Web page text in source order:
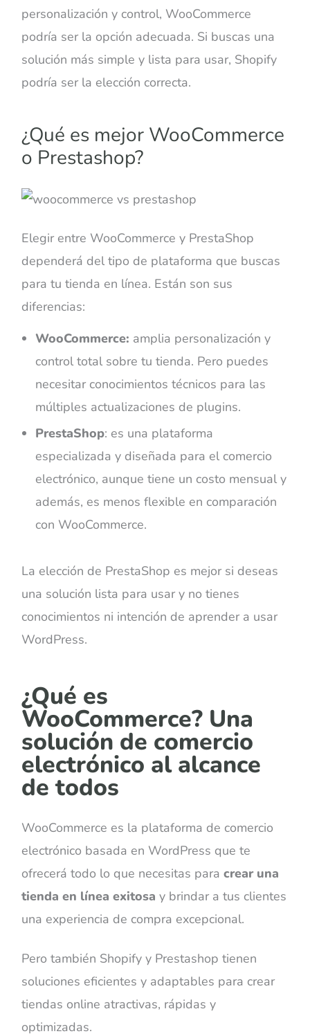
personalización y control, WooCommerce
podría ser la opción adecuada. Si buscas una
solución más simple y lista para usar, Shopify
podría ser la elección correcta.
¿Qué es mejor WooCommerce
o Prestashop?
Elegir entre WooCommerce y PrestaShop
dependerá del tipo de plataforma que buscas
para tu tienda en línea. Están son sus
diferencias:
WooCommerce: amplia personalización y
control total sobre tu tienda. Pero puedes
necesitar conocimientos técnicos para las
múltiples actualizaciones de plugins.
PrestaShop: es una plataforma
especializada y diseñada para el comercio
electrónico, aunque tiene un costo mensual y
además, es menos flexible en comparación
con WooCommerce.
La elección de PrestaShop es mejor si deseas
una solución lista para usar y no tienes
conocimientos ni intención de aprender a usar
WordPress.
¿Qué es
WooCommerce? Una
solución de comercio
electrónico al alcance
de todos
WooCommerce es la plataforma de comercio
electrónico basada en WordPress que te
ofrecerá todo lo que necesitas paracrear una
tienda en línea exitosa y brindar a tus clientes
una experiencia de compra excepcional.
Pero también Shopify y Prestashop tienen
soluciones eficientes y adaptables para crear
tiendas online atractivas, rápidas y
optimizadas.